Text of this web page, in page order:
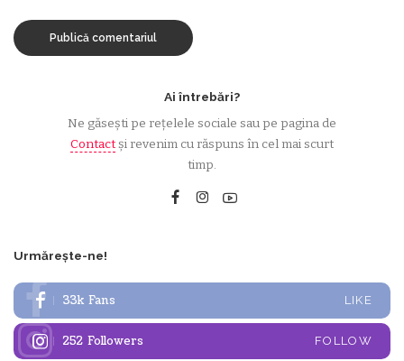
Ai întrebări?
Ne găsești pe rețelele sociale sau pe pagina de
Contactși revenim cu răspuns în cel mai scurt
timp.
Urmărește-ne!
33k Fans LIKE
252 Followers FOLLOW